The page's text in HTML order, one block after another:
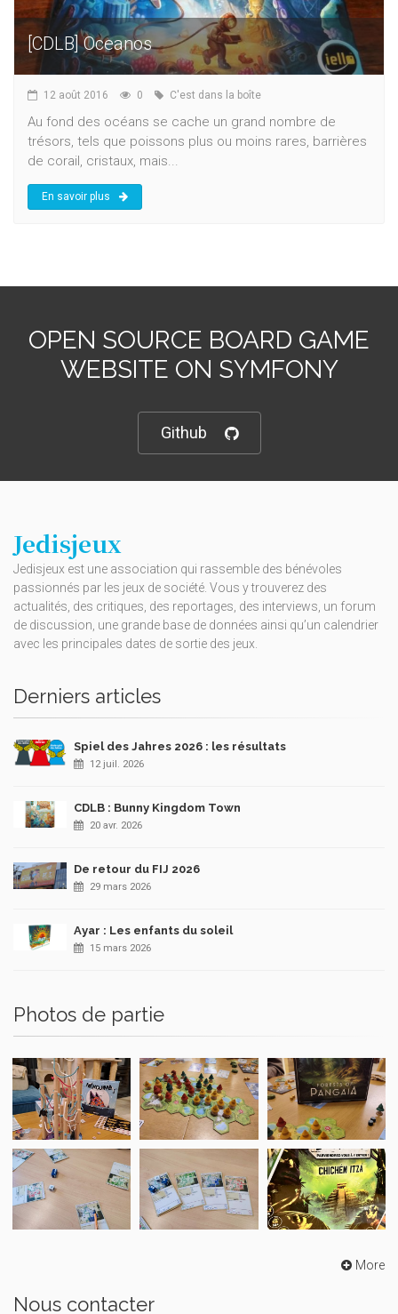
[CDLB] Oceanos
12 août 2016 0 C'est dans la boîte
Au fond des océans se cache un grand nombre de
trésors, tels que poissons plus ou moins rares, barrières
de corail, cristaux, mais...
En savoir plus
OPEN SOURCE BOARD GAME
WEBSITE ON SYMFONY
Github
Jedisjeux
Jedisjeux est une association qui rassemble des bénévoles
passionnés par les jeux de société. Vous y trouverez des
actualités, des critiques, des reportages, des interviews, un forum
de discussion, une grande base de données ainsi qu’un calendrier
avec les principales dates de sortie des jeux.
Derniers articles
Spiel des Jahres 2026 : les résultats
12 juil. 2026
CDLB : Bunny Kingdom Town
20 avr. 2026
De retour du FIJ 2026
29 mars 2026
Ayar : Les enfants du soleil
15 mars 2026
Photos de partie
More
Nous contacter